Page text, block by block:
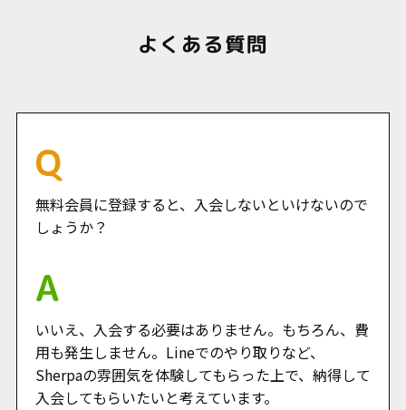
よくある質問
無料会員に登録すると、入会しないといけないので
しょうか？
いいえ、入会する必要はありません。もちろん、費
用も発生しません。Lineでのやり取りなど、
Sherpaの雰囲気を体験してもらった上で、納得して
入会してもらいたいと考えています。